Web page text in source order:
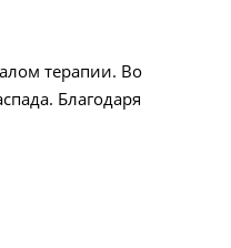
терапии. Во
Благодаря